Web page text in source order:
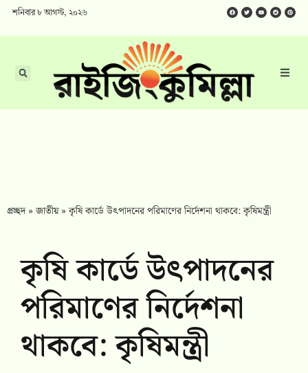
শনিবার ৮ আগস্ট, ২০২৬
প্রচ্ছদ»জাতীয়»কৃষি কার্ডে উৎপাদনের পরিমাণের নির্দেশনা থাকবে: কৃষিমন্ত্রী
কৃষি কার্ডে উৎপাদনের
পরিমাণের নির্দেশনা
থাকবে: কৃষিমন্ত্রী